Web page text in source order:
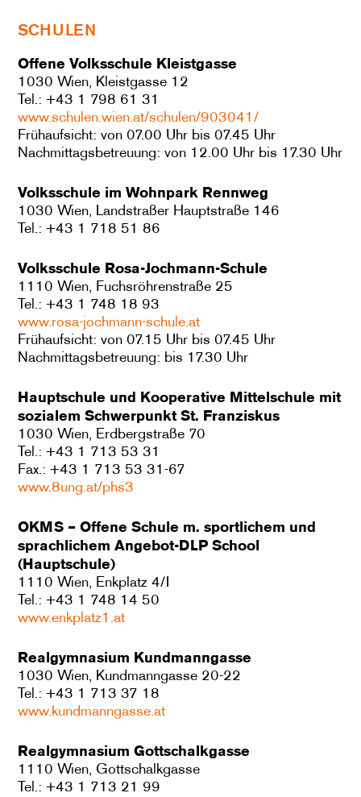
SCHULEN
Offene Volksschule Kleistgasse
1030 Wien, Kleistgasse 12
Tel.: +43 1 798 61 31
www.schulen.wien.at/schulen/903041/
Frühaufsicht: von 07.00 Uhr bis 07.45 Uhr
Nachmittagsbetreuung: von 12.00 Uhr bis 17.30 Uhr
Volksschule im Wohnpark Rennweg
1030 Wien, Landstraßer Hauptstraße 146
Tel.: +43 1 718 51 86
Volksschule Rosa-Jochmann-Schule
1110 Wien, Fuchsröhrenstraße 25
Tel.: +43 1 748 18 93
www.rosa-jochmann-schule.at
Frühaufsicht: von 07.15 Uhr bis 07.45 Uhr
Nachmittagsbetreuung: bis 17.30 Uhr
Hauptschule und Kooperative Mittelschule mit
sozialem Schwerpunkt St. Franziskus
1030 Wien, Erdbergstraße 70
Tel.: +43 1 713 53 31
Fax.: +43 1 713 53 31-67
www.8ung.at/phs3
OKMS – Offene Schule m. sportlichem und
sprachlichem Angebot-DLP School
(Hauptschule)
1110 Wien, Enkplatz 4/I
Tel.: +43 1 748 14 50
www.enkplatz1.at
Realgymnasium Kundmanngasse
1030 Wien, Kundmanngasse 20-22
Tel.: +43 1 713 37 18
www.kundmanngasse.at
Realgymnasium Gottschalkgasse
1110 Wien, Gottschalkgasse
Tel.: +43 1 713 21 99